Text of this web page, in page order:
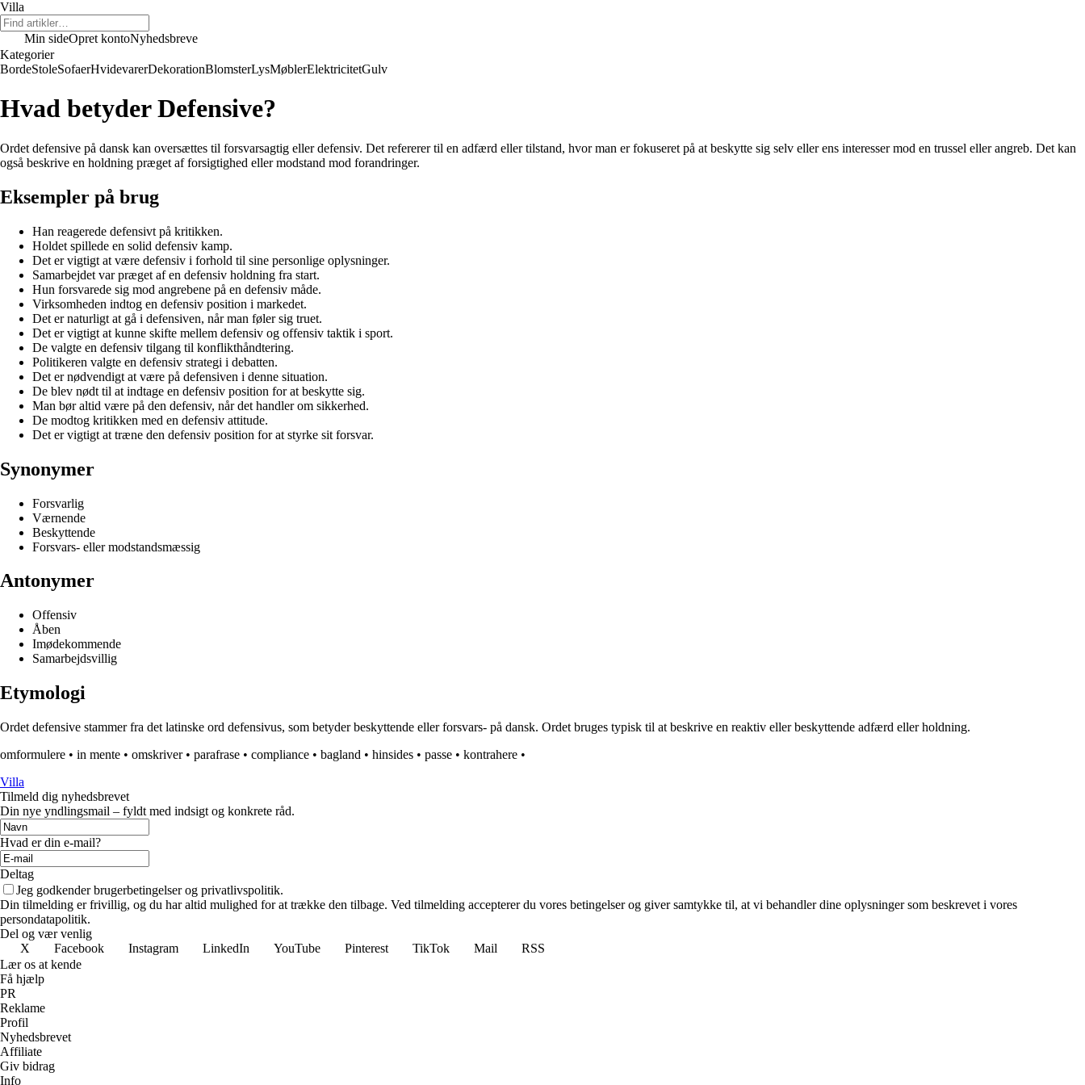
Villa
Min sideOpret kontoNyhedsbreve
Kategorier
BordeStoleSofaerHvidevarerDekorationBlomsterLysMøblerElektricitetGulv
Hvad betyder Defensive?
Ordet defensive på dansk kan oversættes til forsvarsagtig eller defensiv. Det refererer til en adfærd eller tilstand, hvor man er fokuseret på at beskytte sig selv eller ens interesser mod en trussel eller angreb. Det kan
også beskrive en holdning præget af forsigtighed eller modstand mod forandringer.
Eksempler på brug
Han reagerede defensivt på kritikken.
Holdet spillede en solid defensiv kamp.
Det er vigtigt at være defensiv i forhold til sine personlige oplysninger.
Samarbejdet var præget af en defensiv holdning fra start.
Hun forsvarede sig mod angrebene på en defensiv måde.
Virksomheden indtog en defensiv position i markedet.
Det er naturligt at gå i defensiven, når man føler sig truet.
Det er vigtigt at kunne skifte mellem defensiv og offensiv taktik i sport.
De valgte en defensiv tilgang til konflikthåndtering.
Politikeren valgte en defensiv strategi i debatten.
Det er nødvendigt at være på defensiven i denne situation.
De blev nødt til at indtage en defensiv position for at beskytte sig.
Man bør altid være på den defensiv, når det handler om sikkerhed.
De modtog kritikken med en defensiv attitude.
Det er vigtigt at træne den defensiv position for at styrke sit forsvar.
Synonymer
Forsvarlig
Værnende
Beskyttende
Forsvars- eller modstandsmæssig
Antonymer
Offensiv
Åben
Imødekommende
Samarbejdsvillig
Etymologi
Ordet defensive stammer fra det latinske ord defensivus, som betyder beskyttende eller forsvars- på dansk. Ordet bruges typisk til at beskrive en reaktiv eller beskyttende adfærd eller holdning.
omformulere • in mente • omskriver• parafrase • compliance • bagland • hinsides • passe • kontrahere •
Villa
Tilmeld dig nyhedsbrevet
Din nye yndlingsmail – fyldt med indsigt og konkrete råd.
Hvad er din e-mail?
Deltag
Jeg godkender brugerbetingelser og privatlivspolitik.
Din tilmelding er frivillig, og du har altid mulighed for at trække den tilbage. Ved tilmelding accepterer du vores betingelser og giver samtykke til, at vi behandler dine oplysninger som beskrevet i vores
persondatapolitik.
Del og vær venlig
X
Facebook Instagram LinkedIn YouTube Pinterest TikTok Mail
RSS
Lær os at kende
Få hjælp
PR
Reklame
Profil
Nyhedsbrevet
Affiliate
Giv bidrag
Info